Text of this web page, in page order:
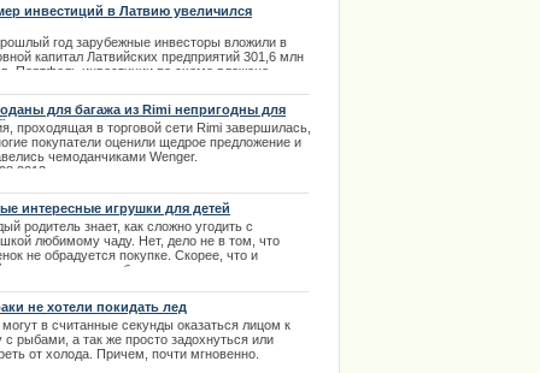
инвестиций в Латвию увеличился
год зарубежные инвесторы вложили в
капитал Латвийских предприятий 301,6 млн
Портфель инвестиции по схеме вложено –
млрд латов.
для багажа из Rimi непригодны для
проходящая в торговой сети Rimi завершилась,
покупатели оценили щедрое предложение и
чемоданчиками Wenger.
интересные игрушки для детей
родитель знает, как сложно угодить с
любимому чаду. Нет, дело не в том, что
не обрадуется покупке. Скорее, что и
деткам, любви с первого взгляда не
не хотели покидать лед
в считанные секунды оказаться лицом к
с рыбами, а так же просто задохнуться или
от холода. Причем, почти мгновенно.